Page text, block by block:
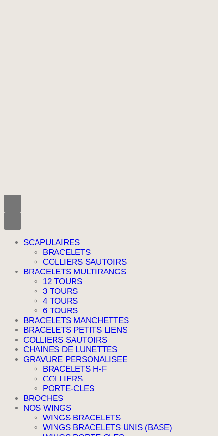
SCAPULAIRES
BRACELETS
COLLIERS SAUTOIRS
BRACELETS MULTIRANGS
12 TOURS
3 TOURS
4 TOURS
6 TOURS
BRACELETS MANCHETTES
BRACELETS PETITS LIENS
COLLIERS SAUTOIRS
CHAINES DE LUNETTES
GRAVURE PERSONALISEE
BRACELETS H-F
COLLIERS
PORTE-CLES
BROCHES
NOS WINGS
WINGS BRACELETS
WINGS BRACELETS UNIS (BASE)